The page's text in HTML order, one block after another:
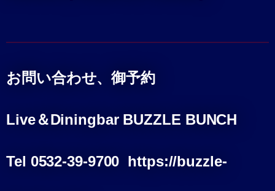
お問い合わせ、御予約
Live＆Diningbar BUZZLE BUNCH
Tel 0532-39-9700 https://buzzle-